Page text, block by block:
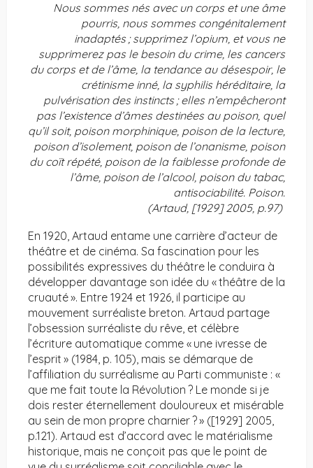
Nous sommes nés avec un corps et une âme
pourris, nous sommes congénitalement
inadaptés ; supprimez l’opium, et vous ne
supprimerez pas le besoin du crime, les cancers
du corps et de l’âme, la tendance au désespoir, le
crétinisme inné, la syphilis héréditaire, la
pulvérisation des instincts ; elles n’empêcheront
pas l’existence d’âmes destinées au poison, quel
qu’il soit, poison morphinique, poison de la lecture,
poison d’isolement, poison de l’onanisme, poison
du coït répété, poison de la faiblesse profonde de
l’âme, poison de l’alcool, poison du tabac,
antisociabilité. Poison.
(Artaud, [1929] 2005, p.97)
En 1920, Artaud entame une carrière d’acteur de
théâtre et de cinéma. Sa fascination pour les
possibilités expressives du théâtre le conduira à
développer davantage son idée du « théâtre de la
cruauté ». Entre 1924 et 1926, il participe au
mouvement surréaliste breton. Artaud partage
l’obsession surréaliste du rêve, et célèbre
l’écriture automatique comme « une ivresse de
l’esprit » (1984, p. 105), mais se démarque de
l’affiliation du surréalisme au Parti communiste : «
que me fait toute la Révolution ? Le monde si je
dois rester éternellement douloureux et misérable
au sein de mon propre charnier ? » ([1929] 2005,
p.121). Artaud est d’accord avec le matérialisme
historique, mais ne conçoit pas que le point de